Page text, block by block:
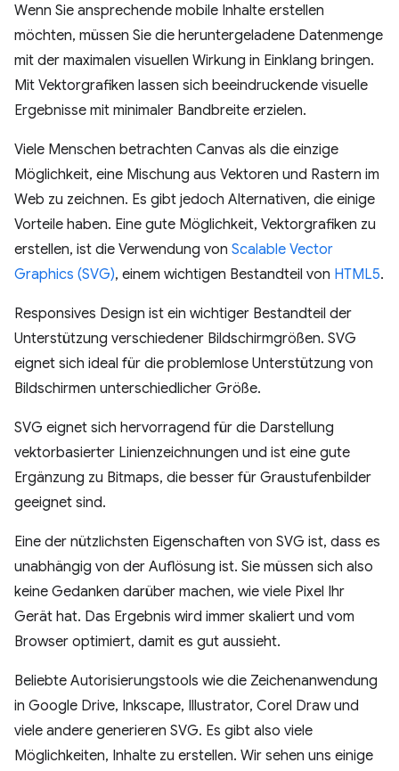
Wenn Sie ansprechende mobile Inhalte erstellen
möchten, müssen Sie die heruntergeladene Datenmenge
mit der maximalen visuellen Wirkung in Einklang bringen.
Mit Vektorgrafiken lassen sich beeindruckende visuelle
Ergebnisse mit minimaler Bandbreite erzielen.
Viele Menschen betrachten Canvas als die einzige
Möglichkeit, eine Mischung aus Vektoren und Rastern im
Web zu zeichnen. Es gibt jedoch Alternativen, die einige
Vorteile haben. Eine gute Möglichkeit, Vektorgrafiken zu
erstellen, ist die Verwendung von Scalable Vector
Graphics (SVG), einem wichtigen Bestandteil von HTML5.
Responsives Design ist ein wichtiger Bestandteil der
Unterstützung verschiedener Bildschirmgrößen. SVG
eignet sich ideal für die problemlose Unterstützung von
Bildschirmen unterschiedlicher Größe.
SVG eignet sich hervorragend für die Darstellung
vektorbasierter Linienzeichnungen und ist eine gute
Ergänzung zu Bitmaps, die besser für Graustufenbilder
geeignet sind.
Eine der nützlichsten Eigenschaften von SVG ist, dass es
unabhängig von der Auflösung ist. Sie müssen sich also
keine Gedanken darüber machen, wie viele Pixel Ihr
Gerät hat. Das Ergebnis wird immer skaliert und vom
Browser optimiert, damit es gut aussieht.
Beliebte Autorisierungstools wie die Zeichenanwendung
in Google Drive, Inkscape, Illustrator, Corel Draw und
viele andere generieren SVG. Es gibt also viele
Möglichkeiten, Inhalte zu erstellen. Wir sehen uns einige